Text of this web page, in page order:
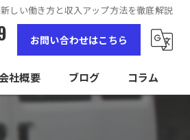
しい働き方と収入アップ方法を徹底解説
お問い合わせはこちら
社概要 ブログ コラム